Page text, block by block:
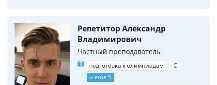
Репетитор Александр
Владимирович
Частный преподаватель
подготовка к олимпиадам
C
и еще 5